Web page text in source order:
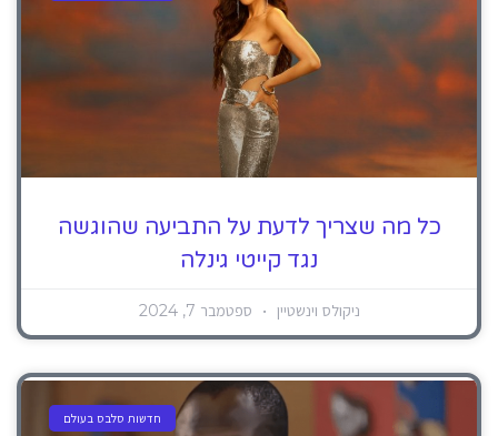
כל מה שצריך לדעת על התביעה שהוגשה
נגד קייטי גינלה
ניקולס וינשטיין ספטמבר 7, 2024
חדשות סלבס בעולם